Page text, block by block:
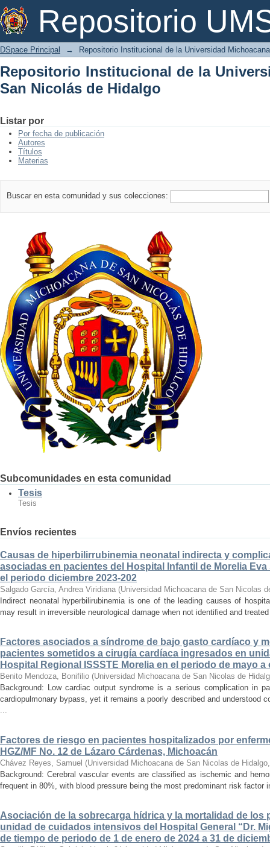
Repositorio
Repositorio Institucional de la
DSpace Principal → Repositorio Institucional de la Universidad
Repositorio Institucional de la
San Nicolás de Hidalgo
Listar por
Por fecha de publicación
Autores
Títulos
Materias
Buscar en esta comunidad y sus colecciones:
Subcomunidades en esta comunidad
Tesis
Tesis
Envíos recientes
Causas de hiperbilirrubinemia neonatal indirecta y
asociadas en pacientes del Hospital Infantil de Morelia
el periodo diciembre 2023-202
Salgado García, Andrea Viridiana (Universidad Michoacana de San Nicolas
Indirect neonatal hyperbilirubinemia is one of the leading causes of
may result in irreversible neurological damage when not identified and
Factores asociados a síndrome de bajo gasto cardíaco y
pacientes sometidos a cirugía cardíaca ingresados en
Hospital Regional ISSSTE Morelia en el periodo de mayo a
Benito Mendoza, Bonifilio (Universidad Michoacana de San Nicolas de
Background: Low cardiac output syndrome is a serious complication in
cardiopulmonary bypass, yet it remains a poorly described and understood
...
Factores de riesgo en pacientes hospitalizados por
HGZ/MF No. 12 de Lázaro Cárdenas, Michoacán
Chávez Reyes, Samuel (Universidad Michoacana de San Nicolas de Hidalgo
Background: Cerebral vascular events are classified as ischemic and
frequent in 80%, with blood pressure being the most predominant risk factor
Asociación de la sobrecarga hídrica y la mortalidad de los
unidad de cuidados intensivos del Hospital General “Dr.
de tiempo de periodo de 1 de enero de 2024 a 31 de